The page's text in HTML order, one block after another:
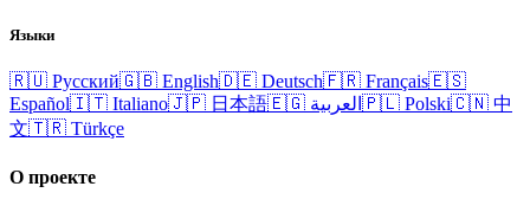
Языки
🇷🇺 Русский🇬🇧 English🇩🇪 Deutsch🇫🇷 Français🇪🇸
Español🇮🇹 Italiano🇯🇵 日本語🇪🇬 العربية 🇵🇱 Polski🇨🇳 中
文🇹🇷 Türkçe
О проекте